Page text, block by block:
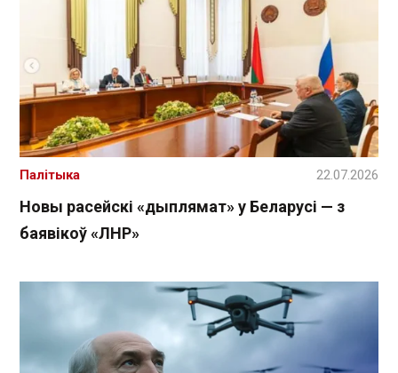
Новы расейскі «дыплямат» у Беларусі — з
баявікоў «ЛНР»
Палітыка 22.07.2026